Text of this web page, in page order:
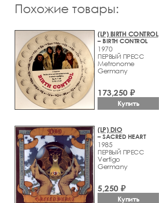
Похожие товары:
(LP) BIRTH CONTROL
– BIRTH CONTROL
1970
ПЕРВЫЙ ПРЕСС
Metronome
Germany
173,250 ₽
Купить
(LP) DIO
– SACRED HEART
1985
ПЕРВЫЙ ПРЕСС
Vertigo
Germany
5,250 ₽
Купить